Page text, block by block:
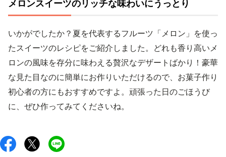
メロンスイーツのリッチな味わいにうっとり
いかがでしたか？夏を代表するフルーツ「メロン」を使っ
たスイーツのレシピをご紹介しました。どれも香り高いメ
ロンの風味を存分に味わえる贅沢なデザートばかり！豪華
な見た目なのに簡単にお作りいただけるので、お菓子作り
初心者の方にもおすすめですよ。頑張った日のごほうび
に、ぜひ作ってみてくださいね。